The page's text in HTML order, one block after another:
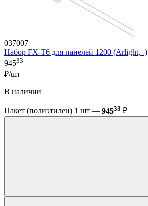
037007
Набор FX-T6 для панелей 1200 (Arlight, -)
94533
₽/шт
В наличии
Пакет (полиэтилен) 1 шт — 94533 ₽